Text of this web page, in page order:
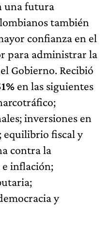
una futura
también
confianza en el
para administrar la
Gobierno. Recibió
en las siguientes
inversiones en
fiscal y
contra la
inflación;
y